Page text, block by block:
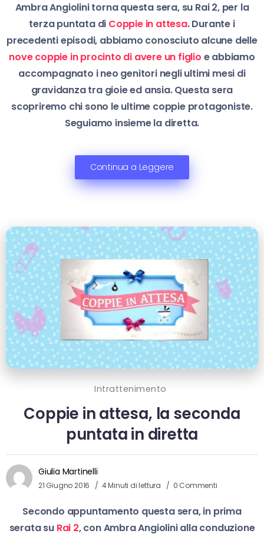
Ambra Angiolini torna questa sera, su Rai 2, per la
terza puntata di Coppie in attesa. Durante i
precedenti episodi, abbiamo conosciuto alcune delle
nove coppie in procinto di avere un figlio e abbiamo
accompagnato i neo genitori negli ultimi mesi di
gravidanza tra gioie ed ansia. Questa sera
scopriremo chi sono le ultime coppie protagoniste.
Seguiamo insieme la diretta.
Continua a Leggere
Intrattenimento
Coppie in attesa, la seconda
puntata in diretta
Giulia Martinelli
21 Giugno 2016 4 Minuti di lettura 0 Commenti
Secondo appuntamento questa sera, in prima
serata su Rai 2, con Ambra Angiolini alla conduzione